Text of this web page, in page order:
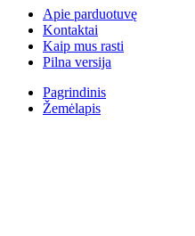
Apie parduotuvę
Kontaktai
Kaip mus rasti
Pilna versija
Pagrindinis
Žemėlapis